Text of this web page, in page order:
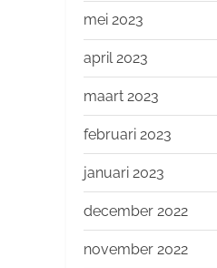
mei 2023
april 2023
maart 2023
februari 2023
januari 2023
december 2022
november 2022